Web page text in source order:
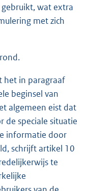
wat extra
met zich
in paragraaf
beginsel van
algemeen eist dat
de speciale situatie
informatie door
schrijft artikel 10
te